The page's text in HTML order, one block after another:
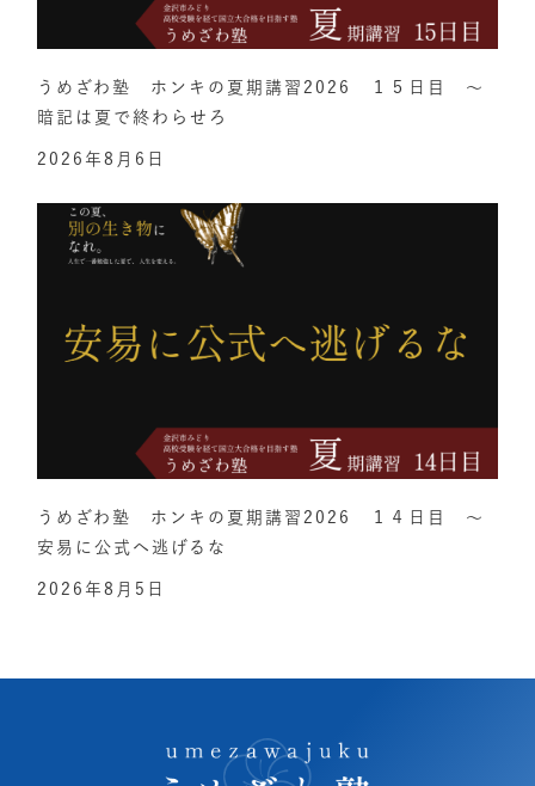
うめざわ塾 ホンキの夏期講習2026 １５日目 ～
暗記は夏で終わらせろ
2026年8月6日
うめざわ塾 ホンキの夏期講習2026 １４日目 ～
安易に公式へ逃げるな
2026年8月5日